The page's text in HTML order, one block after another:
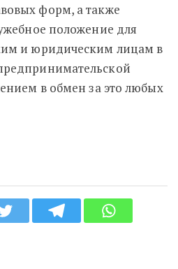
форм, а также
положение для
и юридическим лицам в
в обмен за это любых